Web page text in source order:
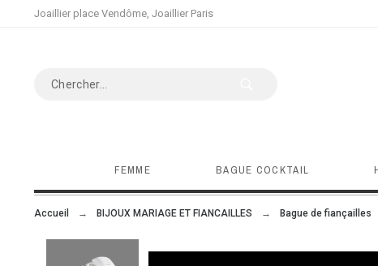
Joaillier place Vendôme, Joaillier Paris
FEMME BAGUE COCKTAIL
Accueil BIJOUX MARIAGE ET FIANCAILLES Bague de fiançailles